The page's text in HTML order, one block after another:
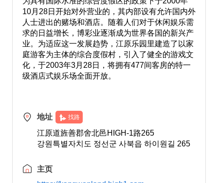
10月28日开始对外营业的，其内部设有允许国内外
人士进出的赌场和酒店。随着人们对于休闲娱乐需
求的日益增长，博彩业逐渐成为世界各国的新兴产
业。为适应这一发展趋势，江原乐园里建造了以家
庭游客为主体的综合度假村，引入了健全的游戏文
化，于2003年3月28日，将拥有477间客房的特一
级酒店式娱乐场全面开放。
地址 找路
江原道旌善郡舍北邑HIGH-1路265
강원특별자치도 정선군 사북읍 하이원길 265
主页